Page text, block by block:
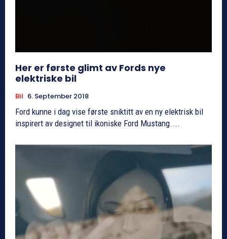
Her er første glimt av Fords nye
elektriske bil
Bil 6. September 2018
Ford kunne i dag vise første sniktitt av en ny elektrisk bil
inspirert av designet til ikoniske Ford Mustang....